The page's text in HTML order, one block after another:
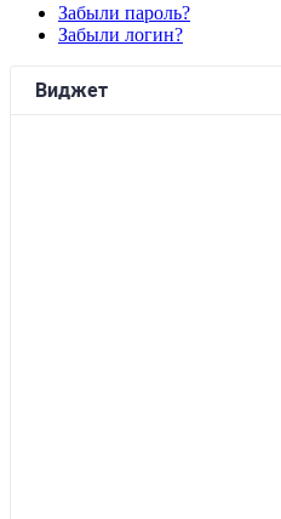
Забыли пароль?
Забыли логин?